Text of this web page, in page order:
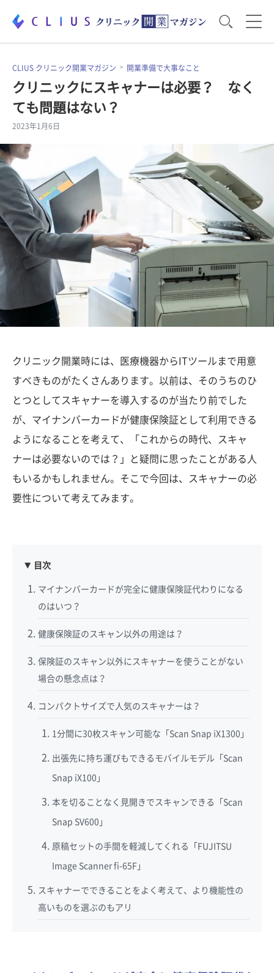
お役立ち資料 運営・経営のポイント
開業医のリアル
電子カルテ・ICT 医療機器・事務機器
集患のコツ セミナー
CLIUS クリニック開業マガジン 開業準備で大事なこと
クリニックにスキャナーは必要？ なく
ても問題はない？
2023年1月6日
クリニック開業時には、医療機器からITツールまで用意
すべきものがたくさんあります。以前は、そのうちのひ
とつとしてスキャナーを導入するのが当たり前でした
が、マイナンバーカードが健康保険証として利用できる
ようになることを考えて、「これからの時代、スキャ
ナーは必要ないのでは？」と疑問に思ったことがある人
もいるかもしれません。そこで今回は、スキャナーの必
要性について考えてみます。
目次
マイナンバーカードが完全に健康保険証代わりになる
のはいつ？
健康保険証のスキャン以外の用途は？
保険証のスキャン以外にスキャナーを使うことがない
場合の懸念点は？
コンパクトサイズで人気のスキャナーは？
1分間に30枚スキャン可能な「Scan Snap iX1300」
出張先に持ち運びもできるモバイルモデル「Scan
Snap iX100」
本を切ることなく見開きでスキャンできる「Scan
Snap SV600」
原稿セットの手間を軽減してくれる「FUJITSU
Image Scanner fi-65F」
スキャナーでできることをよく考えて、より機能性の
高いものを選ぶのもアリ